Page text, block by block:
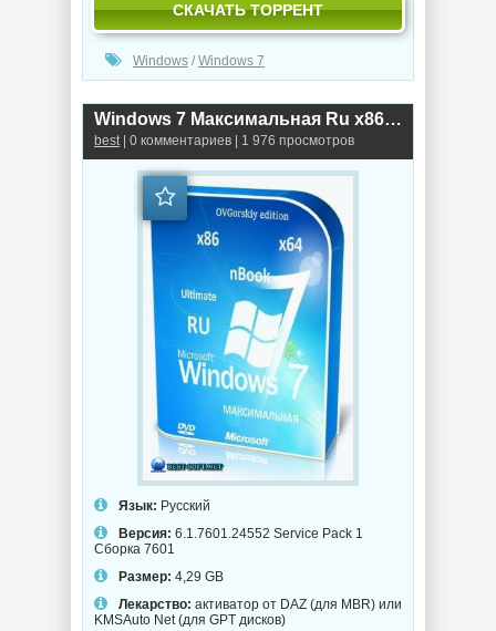
СКАЧАТЬ ТОРРЕНТ
Windows / Windows 7
Windows 7 Максимальная Ru x86/x64 nBook IE11 by OVGorskiy® 04.2020 1 DVD Русская
best| 0 комментариев | 1 976 просмотров
Язык: Русский
Версия: 6.1.7601.24552 Service Pack 1
Сборка 7601
Размер: 4,29 GB
Лекарство: активатор от DAZ (для MBR) или
KMSAuto Net (для GPT дисков)